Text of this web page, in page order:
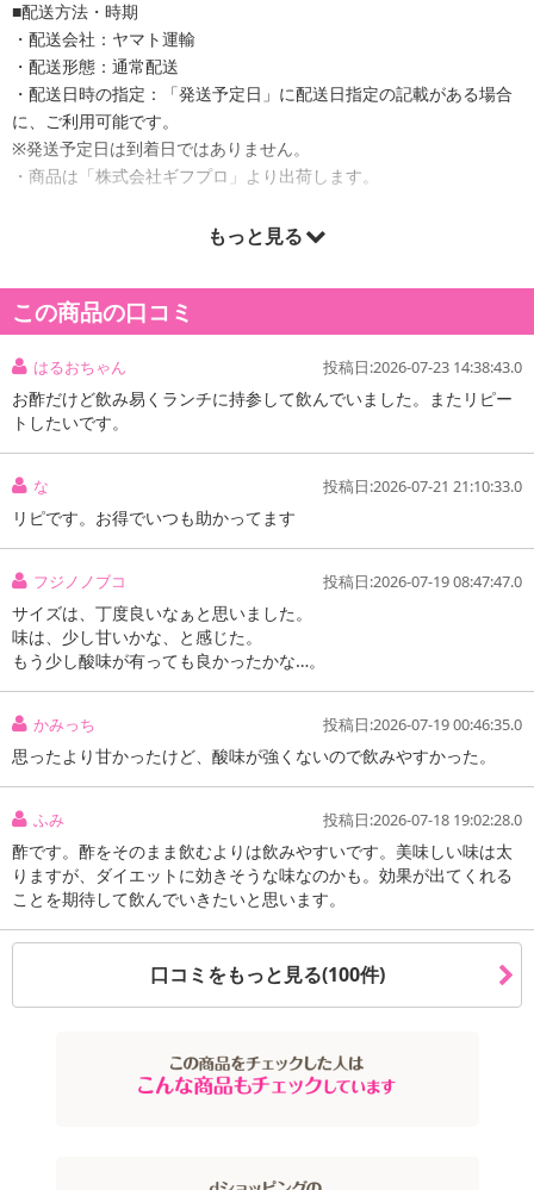
■配送方法・時期
・配送会社：ヤマト運輸
・配送形態：通常配送
・配送日時の指定：「発送予定日」に配送日指定の記載がある場合
に、ご利用可能です。
※発送予定日は到着日ではありません。
・商品は「株式会社ギフプロ」より出荷します。
国産玄米のみを原料とした上質の黒酢と、りんご果汁を合わせまし
黒酢5ml、カルシウム、ビタミンC、D、E 配合。
スポーツ選手も愛飲しています。美容と健康を応援！
・賞味期限：
製造より180日
・原産国（最終加工地）：日本
・原材料/材質/素材： りんご、黒酢、はちみつ、エリスリトール、
食物繊維含有デキストリン、V.C、酸味料、炭酸カルシウム、甘味料
(アスパルテーム・L-フェニルアラニン化合物)、香料、卵殻カルシウ
の黒酢を使用)
注意事項
【賞味・消費期限のある商品について】
商品到着時点でのお日持ち期間は、配送日数などにより異なります
のでご了承ください。
※お申込み後のキャンセルはお受けできません。
記載されている内容を必ずご確認いただき、お届けする商品セット
※パッケージ変更や商品リニューアル(成分など含む)等により、参考
の掲載画像や画像内のバーコードなど、お届け商品と多少異なる場
了により、商品詳細内に記載の原産国・原材料の表記が旧表記の場
もっと見る
この商品の口コミ
はるおちゃん 投稿日:2026-07-23 14:38:43.0
お酢だけど飲み易くランチに持参して飲んでいました。またリピー
トしたいです。
な 投稿日:2026-07-21 21:10:33.0
リピです。お得でいつも助かってます
フジノノブコ 投稿日:2026-07-19 08:47:47.0
サイズは、丁度良いなぁと思いました。
味は、少し甘いかな、と感じた。
もう少し酸味が有っても良かったかな…。
かみっち 投稿日:2026-07-19 00:46:35.0
思ったより甘かったけど、酸味が強くないので飲みやすかった。
ふみ 投稿日:2026-07-18 19:02:28.0
酢です。酢をそのまま飲むよりは飲みやすいです。美味しい味は太
りますが、ダイエットに効きそうな味なのかも。効果が出てくれる
ことを期待して飲んでいきたいと思います。
口コミをもっと見る(100件)